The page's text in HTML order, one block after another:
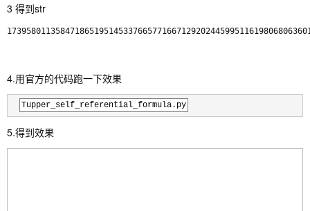
3 得到str
4.用官方的代码跑一下效果
Tupper_self_referential_formula.py
5.得到效果